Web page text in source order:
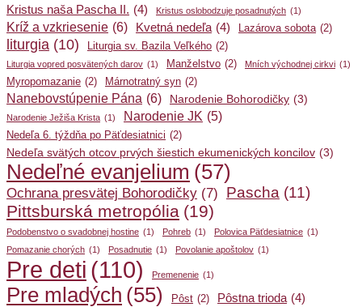
Kristus naša Pascha II. (4) Kristus oslobodzuje posadnutých (1)
Kríž a vzkriesenie (6) Kvetná nedeľa (4) Lazárova sobota (2)
liturgia (10) Liturgia sv. Bazila Veľkého (2)
Liturgia vopred posvätených darov (1) Manželstvo (2) Mních východnej cirkvi (1)
Myropomazanie (2) Márnotratný syn (2)
Nanebovstúpenie Pána (6) Narodenie Bohorodičky (3)
Narodenie Ježiša Krista (1) Narodenie JK (5)
Nedeľa 6. týždňa po Päťdesiatnici (2)
Nedeľa svätých otcov prvých šiestich ekumenických koncilov (3)
Nedeľné evanjelium (57)
Ochrana presvätej Bohorodičky (7) Pascha (11)
Pittsburská metropólia (19)
Podobenstvo o svadobnej hostine (1) Pohreb (1) Polovica Päťdesiatnice (1)
Pomazanie chorých (1) Posadnutie (1) Povolanie apoštolov (1)
Pre deti (110) Premenenie (1)
Pre mladých (55) Pôst (2) Pôstna trioda (4)